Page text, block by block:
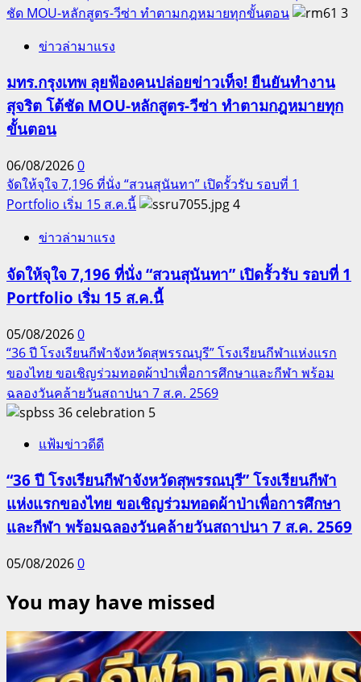
ชัด MOU-หลักสูตร-วีซ่า ทำตามกฎหมายทุกขั้นตอน
3
ข่าวล่ามาแรง
มทร.กรุงเทพ ลุยฟ้องคนปล่อยข่าวเท็จ! ยืนยันทำงาน
สุจริต โต้ชัด MOU-หลักสูตร-วีซ่า ทำตามกฎหมายทุก
ขั้นตอน
06/08/20260
จัดให้จุใจ 7,196 ที่นั่ง “สวนสุนันทา” เปิดรั้วรับ รอบที่ 1
Portfolio เริ่ม 15 ส.ค.นี้
4
ข่าวล่ามาแรง
จัดให้จุใจ 7,196 ที่นั่ง “สวนสุนันทา” เปิดรั้วรับ รอบที่ 1
Portfolio เริ่ม 15 ส.ค.นี้
05/08/20260
“36 ปี โรงเรียนกีฬาจังหวัดสุพรรณบุรี” โรงเรียนกีฬาแห่งแรก
ของไทย ขอเชิญร่วมทอดผ้าป่าเพื่อการศึกษาและกีฬา พร้อม
ฉลองวันคล้ายวันสถาปนา 7 ส.ค. 2569
5
แฟ้มข่าวดีดี
“36 ปี โรงเรียนกีฬาจังหวัดสุพรรณบุรี” โรงเรียนกีฬา
แห่งแรกของไทย ขอเชิญร่วมทอดผ้าป่าเพื่อการศึกษา
และกีฬา พร้อมฉลองวันคล้ายวันสถาปนา 7 ส.ค. 2569
05/08/20260
You may have missed